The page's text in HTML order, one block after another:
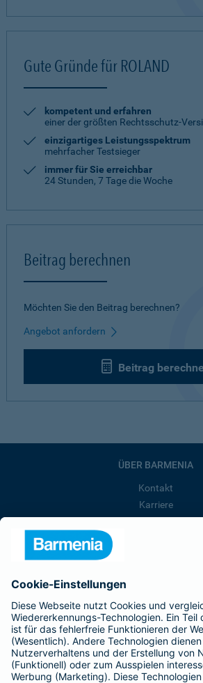
Gute Gründe für ROLAND
kompetent und erfahren
einer der größten Rechtsschutz-
einzigartiges Leistungsspektrum
mehrfacher Testsieger
immer für Sie erreichbar
24 Stunden, 7 Tage die Woche
Beitrag berechnen
Möchten Sie den Beitrag berechnen?
Angebot anfordern
Beitrag
ÜBER BARMENIA
Kontakt
Karriere
Barmenia ist Teil der
BELIEBTE SEITEN
Kranken-
Tierversicherungen